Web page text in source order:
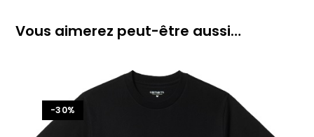
Vous aimerez peut-être aussi…
-30%